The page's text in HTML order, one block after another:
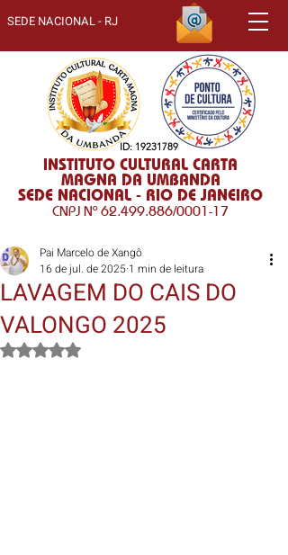
SEDE NACIONAL - RJ
INSTITUTO CULTURAL CARTA
MAGNA DA UMBANDA
SEDE NACIONAL - RIO DE JANEIRO
CNPJ Nº62.499.886/0001-17
ID: 19231789
LAVAGEM DO CAIS DO
VALONGO 2025
Pai Marcelo de Xangô
16 de jul. de 2025 1 min de leitura
Avaliado com NaN de 5 estrelas.